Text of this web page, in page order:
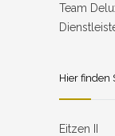
Team
Hier finden
Eitzen II